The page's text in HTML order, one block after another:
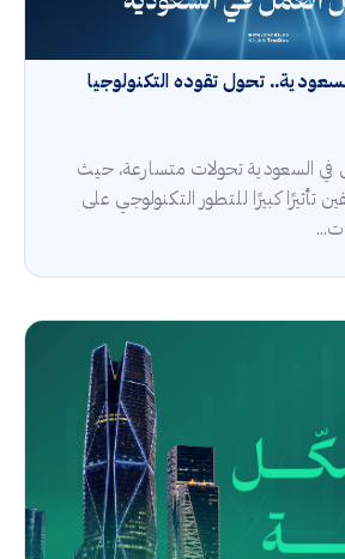
تحول تقوده التكنولوجيا
السعودية تحولات متسارعة، حيث
تأثيرًا كبيرًا للتطور التكنولوجي على